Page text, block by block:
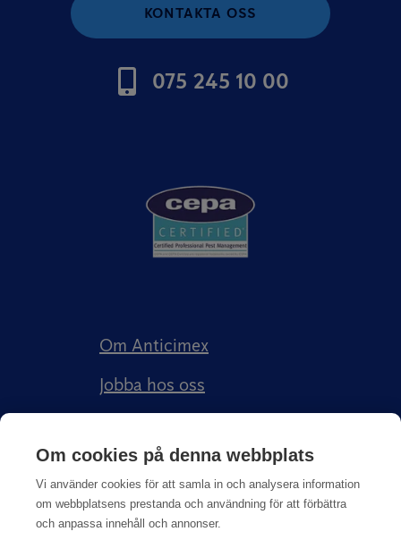
KONTAKTA OSS
075 245 10 00
Om Anticimex
Jobba hos oss
Anticimex Försäkringar AB
Om cookies på denna webbplats
Vi använder cookies för att samla in och analysera information
om webbplatsens prestanda och användning för att förbättra
och anpassa innehåll och annonser.